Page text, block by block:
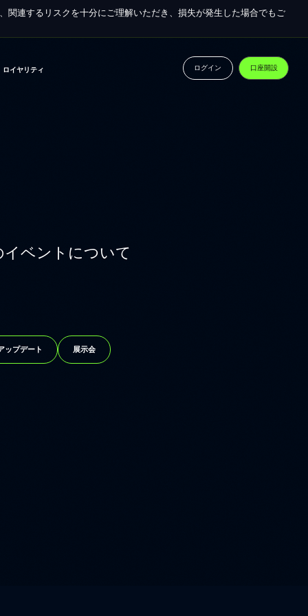
JA パートナー申請
連するリスクを十分にご理解いただき、損失が発生した場合でもご
ロイヤリティ ログイン 口座開設
イベントについて
ップデート 展示会